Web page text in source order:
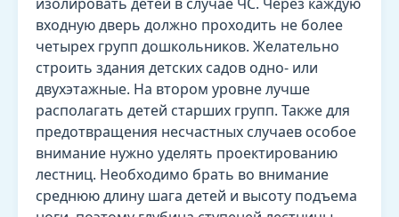
входную дверь должно проходить не более
четырех групп дошкольников. Желательно
строить здания детских садов одно- или
двухэтажные. На втором уровне лучше
располагать детей старших групп. Также для
предотвращения несчастных случаев особое
внимание нужно уделять проектированию
лестниц. Необходимо брать во внимание
среднюю длину шага детей и высоту подъема